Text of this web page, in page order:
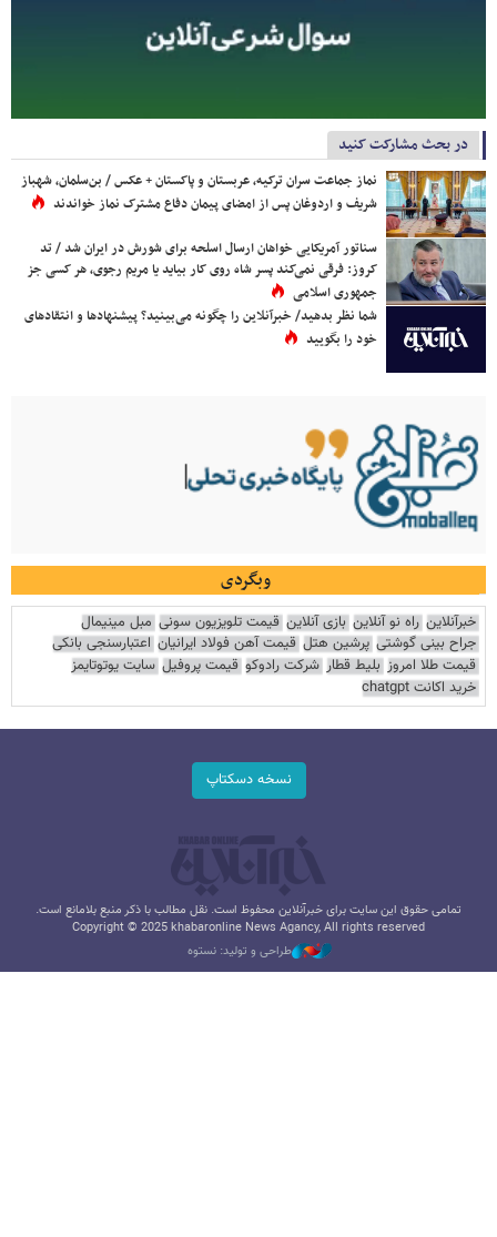
در بحث مشارکت کنید
نماز جماعت سران ترکیه، عربستان و پاکستان + عکس / بن‌سلمان، شهباز
شریف و اردوغان پس از امضای پیمان دفاع مشترک نماز خواندند
سناتور آمریکایی خواهان ارسال اسلحه برای شورش در ایران شد / تد
کروز: فرقی نمی‌کند پسر شاه روی کار بیاید یا مریم رجوی، هر کسی جز
جمهوری اسلامی
شما نظر بدهید/ خبرآنلاین را چگونه می‌بینید؟ پیشنهادها و انتقادهای
خود را بگویید
وبگردی
خبرآنلاین راه نو آنلاین بازی آنلاین قیمت تلویزیون سونی مبل مینیمال
جراح بینی گوشتی پرشین هتل قیمت آهن فولاد ایرانیان اعتبارسنجی بانکی
قیمت طلا امروز بلیط قطار شرکت رادوکو قیمت پروفیل سایت یوتوتایمز
خرید اکانت chatgpt
نسخه دسکتاپ
تمامی حقوق این سایت برای خبرآنلاین محفوظ است. نقل مطالب با ذکر منبع بلامانع است.
Copyright © 2025 khabaronline News Agancy, All rights reserved
طراحی و تولید: نستوه